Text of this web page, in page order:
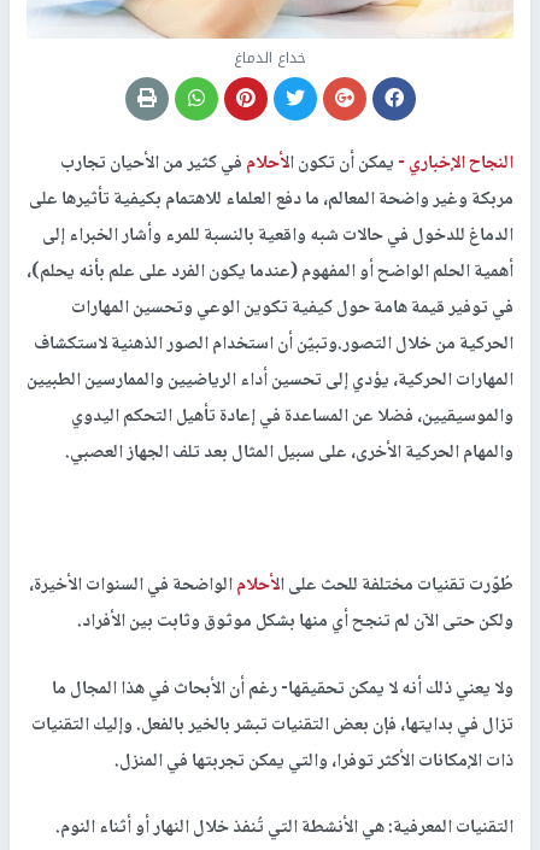
خداع الدماغ
النجاح الإخباري -يمكن أن تكون الأحلامفي كثير من الأحيان تجارب
مربكة وغير واضحة المعالم، ما دفع العلماء للاهتمام بكيفية تأثيرها على
الدماغ للدخول في حالات شبه واقعية بالنسبة للمرء وأشار الخبراء إلى
أهمية الحلم الواضح أو المفهوم (عندما يكون الفرد على علم بأنه يحلم)،
في توفير قيمة هامة حول كيفية تكوين الوعي وتحسين المهارات
الحركية من خلال التصور.وتبيّن أن استخدام الصور الذهنية لاستكشاف
المهارات الحركية، يؤدي إلى تحسين أداء الرياضيين والممارسين الطبيين
والموسيقيين، فضلا عن المساعدة في إعادة تأهيل التحكم اليدوي
والمهام الحركية الأخرى، على سبيل المثال بعد تلف الجهاز العصبي.
طُوّرت تقنيات مختلفة للحث على الأحلامالواضحة في السنوات الأخيرة،
ولكن حتى الآن لم تنجح أي منها بشكل موثوق وثابت بين الأفراد.
ولا يعني ذلك أنه لا يمكن تحقيقها- رغم أن الأبحاث في هذا المجال ما
تزال في بدايتها، فإن بعض التقنيات تبشر بالخير بالفعل. وإليك التقنيات
ذات الإمكانات الأكثر توفرا، والتي يمكن تجربتها في المنزل.
التقنيات المعرفية: هي الأنشطة التي تُنفذ خلال النهار أو أثناء النوم.